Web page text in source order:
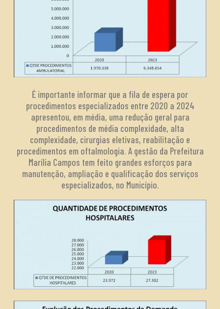
É importante informar que a fila de espera por
procedimentos especializados entre 2020 a 2024
apresentou, em média, uma redução geral para
procedimentos de média complexidade, alta
complexidade, cirurgias eletivas, reabilitação e
procedimentos em oftalmologia. A gestão da Prefeitura
Marília Campos tem feito grandes esforços para
manutenção, ampliação e qualificação dos serviços
especializados, no Município.